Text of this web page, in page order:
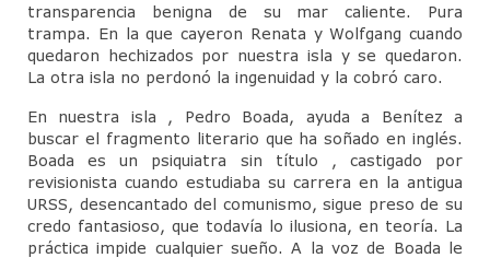
transparencia benigna de su mar caliente. Pura
trampa. En la que cayeron Renata y Wolfgang cuando
quedaron hechizados por nuestra isla y se quedaron.
La otra isla no perdonó la ingenuidad y la cobró caro.
En nuestra isla , Pedro Boada, ayuda a Benítez a
buscar el fragmento literario que ha soñado en inglés.
Boada es un psiquiatra sin título , castigado por
revisionista cuando estudiaba su carrera en la antigua
URSS, desencantado del comunismo, sigue preso de su
credo fantasioso, que todavía lo ilusiona, en teoría. La
práctica impide cualquier sueño. A la voz de Boada le